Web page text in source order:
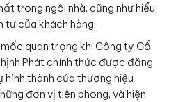
trong ngôi nhà, cũng như hiểu
của khách hàng.
quan trọng khi Công ty Cổ
Phát chính thức được đăng
hình thành của thương hiệu
đơn vị tiên phong, và hiện